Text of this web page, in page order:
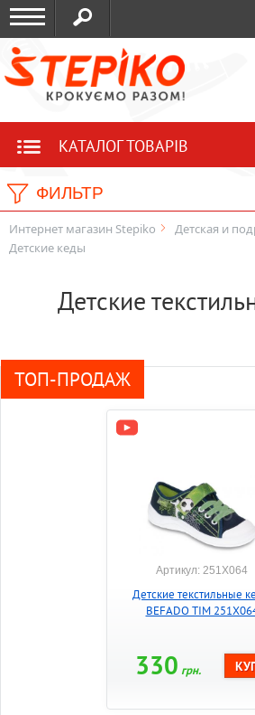
КАТАЛОГ ТОВАРІВ
ФИЛЬТР
Интернет магазин Stepiko
Детская и
Детские кеды
Детские
ТОП-ПРОДАЖ
Артикул: 251X064
Детские текстильные
BEFADO TIM
330 грн.